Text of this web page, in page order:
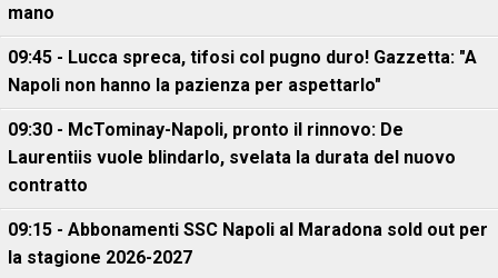
mano
09:45 - Lucca spreca, tifosi col pugno duro! Gazzetta: "A
Napoli non hanno la pazienza per aspettarlo"
09:30 - McTominay-Napoli, pronto il rinnovo: De
Laurentiis vuole blindarlo, svelata la durata del nuovo
contratto
09:15 - Abbonamenti SSC Napoli al Maradona sold out per
la stagione 2026-2027